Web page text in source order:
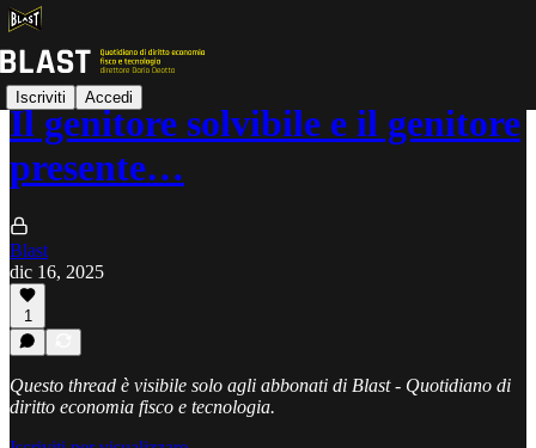
Iscriviti Accedi
Il genitore solvibile e il genitore
presente…
Blast
dic 16, 2025
1
Questo thread è visibile solo agli abbonati di Blast - Quotidiano di
diritto economia fisco e tecnologia.